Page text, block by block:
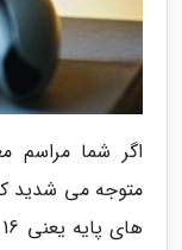
متوجه می شدید